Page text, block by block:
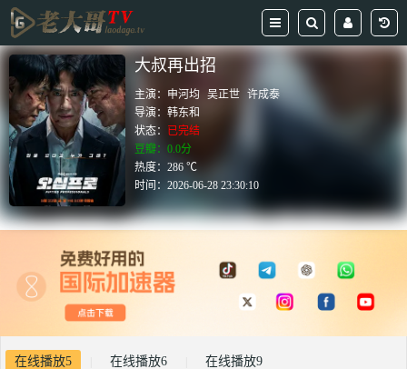
大叔再出招
主演： 申河均 吴正世 许成泰
导演：韩东和
状态： 已完结
豆瓣：0.0分
热度：286 ℃
时间：2026-06-28 23:30:10
在线播放5 在线播放6 在线播放9